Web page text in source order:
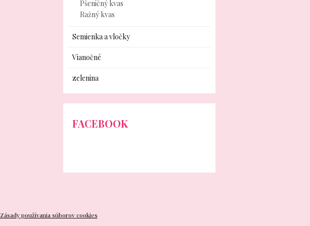
Pšeničný kvas
Ražný kvas
Semienka a vločky
Vianočné
zelenina
FACEBOOK
Zásady používania súborov cookies